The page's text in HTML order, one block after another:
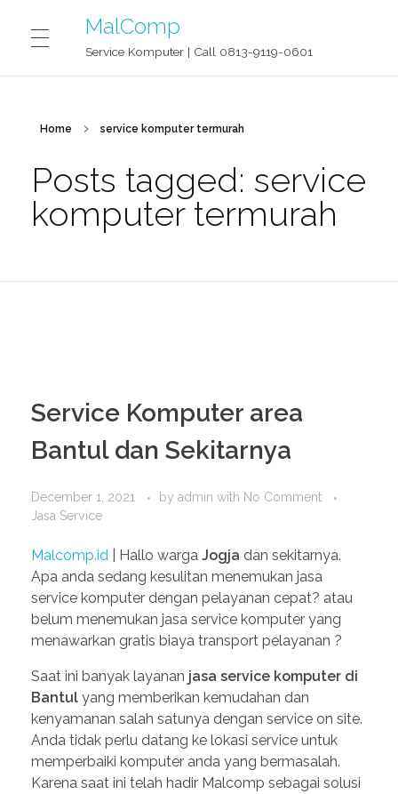
MalComp
Service Komputer | Call 0813-9119-0601
CONTACT
Home service komputer termurah
Posts tagged: service
komputer termurah
Service Komputer area
Bantul dan Sekitarnya
December 1, 2021 by admin with No Comment
Jasa Service
Malcomp.id | Hallo warga Jogja dan sekitarnya.
Apa anda sedang kesulitan menemukan jasa
service komputer dengan pelayanan cepat? atau
belum menemukan jasa service komputer yang
menawarkan gratis biaya transport pelayanan ?
Saat ini banyak layanan jasa service komputer di
Bantul yang memberikan kemudahan dan
kenyamanan salah satunya dengan service on site.
Anda tidak perlu datang ke lokasi service untuk
memperbaiki komputer anda yang bermasalah.
Karena saat ini telah hadir Malcomp sebagai solusi